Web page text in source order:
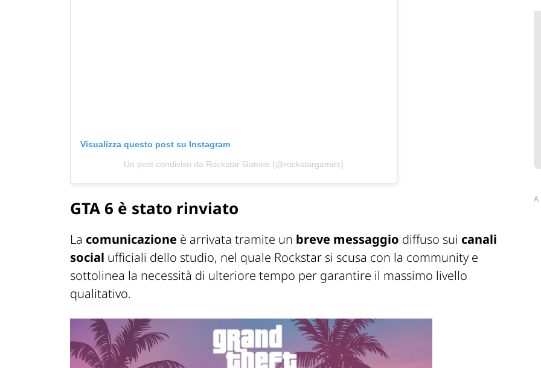
Visualizza questo post su Instagram
Un post condiviso da Rockstar Games (@rockstargames)
GTA 6 è stato rinviato
La comunicazione è arrivata tramite un breve messaggio diffuso sui canali
social ufficiali dello studio, nel quale Rockstar si scusa con la community e
sottolinea la necessità di ulteriore tempo per garantire il massimo livello
qualitativo.